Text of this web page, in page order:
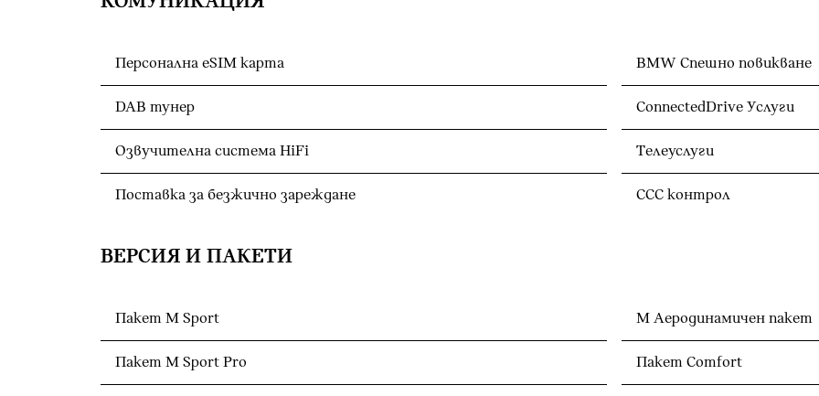
Персонална eSIM карта
DAB тунер
Озвучителна система HiFi
Поставка за безжично зареждане
BMW Спешно повикване
ConnectedDrive Услуги
Телеуслуги
CCC контрол
ВЕРСИЯ И ПАКЕТИ
Пакет M Sport
Пакет M Sport Pro
М Аеродинамичен пакет
Пакет Comfort